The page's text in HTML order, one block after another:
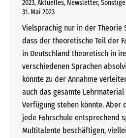
2023,Aktuelles, Newsletter,
31. Mai 2023
Vielsprachig nur in der Theorie
dass der theoretische Teil der
in Deutschland theoretisch in
verschiedenen Sprachen
könnte zu der Annahme
auch das gesamte
Verfügung stehen könnte. Aber
jede Fahrschule entsprechend
Multitalente beschäftigen,